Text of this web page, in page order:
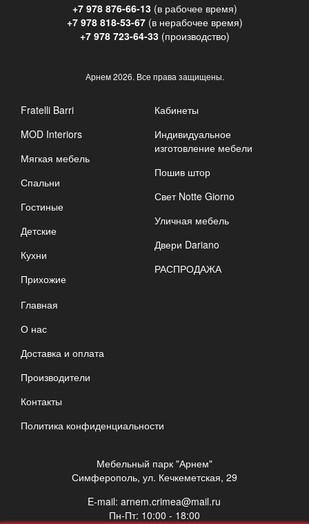
+7 978 876-66-13(в рабочее время)
+7 978 818-53-67(в нерабочее время)
+7 978 723-64-33(производство)
Арнем2026. Все права защищены.
Fratelli Barri
MOD Interiors
Мягкая мебель
Спальни
Гостиные
Детские
Кухни
Прихожие
Кабинеты
Индивидуальное
изготовление мебели
Пошив штор
Свет Notte Giorno
Уличная мебель
Двери Dariano
РАСПРОДАЖА
Главная
О нас
Доставка и оплата
Производители
Контакты
Политика конфиденциальности
Мебельный парк "Арнем"
Симферополь, ул. Кечкеметская, 29
E-mail:arnem.crimea@mail.ru
Пн-Пт: 10:00 - 18:00